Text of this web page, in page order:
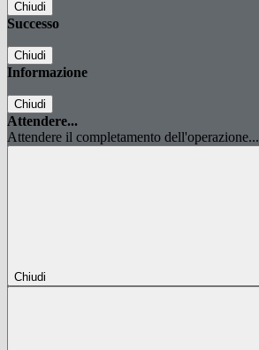
Chiudi
Successo
Chiudi
Informazione
Chiudi
Attendere...
Attendere il completamento dell'operazione...
Chiudi